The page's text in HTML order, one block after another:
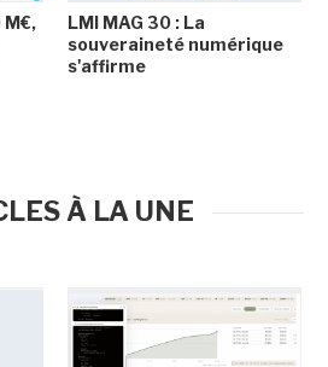
M€,
LMI MAG 30 : La
souveraineté numérique
s'affirme
À LA UNE